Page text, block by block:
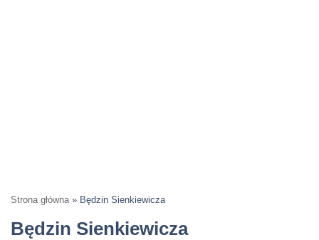
Strona główna » Będzin Sienkiewicza
Będzin Sienkiewicza